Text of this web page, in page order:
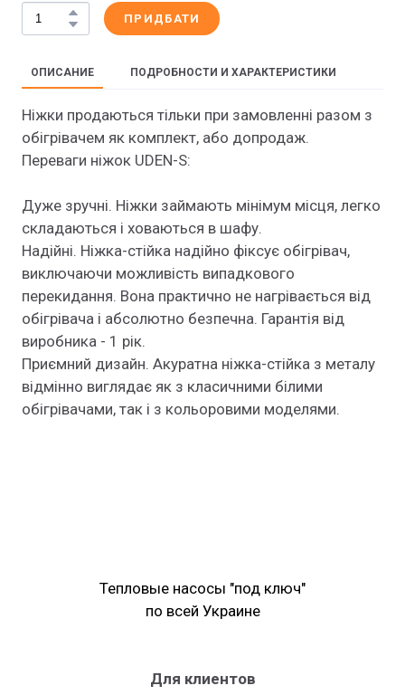
ПРИДБАТИ
ОПИСАНИЕ ПОДРОБНОСТИ И ХАРАКТЕРИСТИКИ
Ніжки продаються тільки при замовленні разом з
обігрівачем як комплект, або допродаж.
Переваги ніжок UDEN-S:
Дуже зручні. Ніжки займають мінімум місця, легко
складаються і ховаються в шафу.
Надійні. Ніжка-стійка надійно фіксує обігрівач,
виключаючи можливість випадкового
перекидання. Вона практично не нагрівається від
обігрівача і абсолютно безпечна. Гарантія від
виробника - 1 рік.
Приємний дизайн. Акуратна ніжка-стійка з металу
відмінно виглядає як з класичними білими
обігрівачами, так і з кольоровими моделями.
Тепловые насосы "под ключ"
по всей Украине
Для клиентов